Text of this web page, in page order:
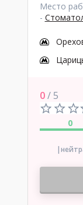
Место
-
0/ 5
0